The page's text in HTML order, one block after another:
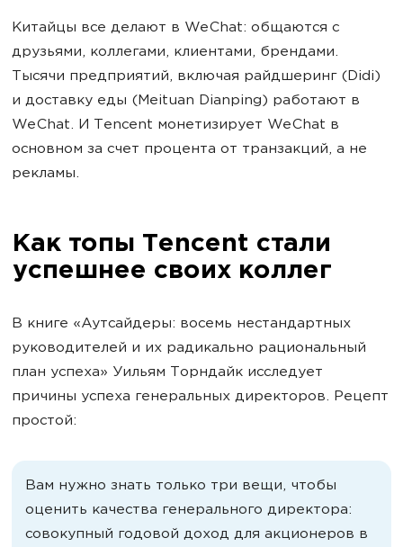
Китайцы все делают в WeChat: общаются с
друзьями, коллегами, клиентами, брендами.
Тысячи предприятий, включая райдшеринг (Didi)
и доставку еды (Meituan Dianping) работают в
WeChat. И Tencent монетизирует WeChat в
основном за счет процента от транзакций, а не
рекламы.
Как топы Tencent стали
успешнее своих коллег
В книге «Аутсайдеры: восемь нестандартных
руководителей и их радикально рациональный
план успеха» Уильям Торндайк исследует
причины успеха генеральных директоров. Рецепт
простой:
Вам нужно знать только три вещи, чтобы
оценить качества генерального директора:
совокупный годовой доход для акционеров в